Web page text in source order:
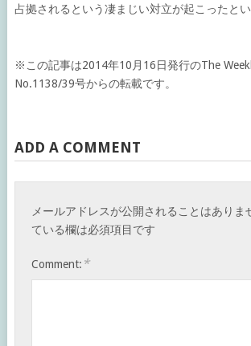
占拠されるという凄まじい対立が起こったとい
※この記事は2014年10月16日発行のThe
No.1138/39号からの転載です。
ADD A COMMENT
メールアドレスが公開されることはありま
ている欄は必須項目です
Comment: *